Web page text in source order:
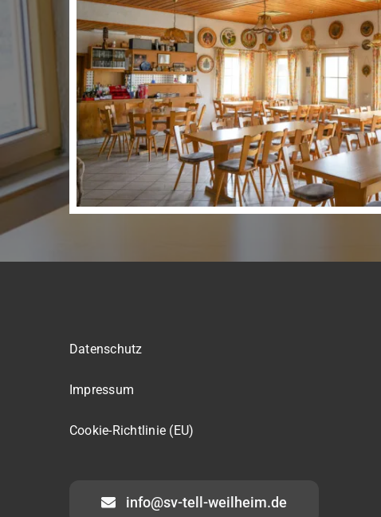
Datenschutz
Impressum
Cookie-Richtlinie (EU)
info@sv-tell-weilheim.de